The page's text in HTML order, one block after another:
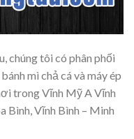
chúng tôi có phân phối
mì chả cá và máy ép
trong Vĩnh Mỹ A Vĩnh
Bình, Vĩnh Bình – Minh